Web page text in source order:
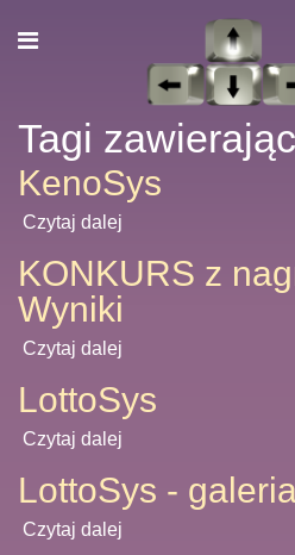
Tagi
KenoSys
Czytaj dalej
KONKURS z
Wyniki
Czytaj dalej
LottoSys
Czytaj dalej
LottoSys -
Czytaj dalej